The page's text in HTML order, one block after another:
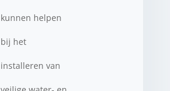
kunnen helpen
bij het
installeren van